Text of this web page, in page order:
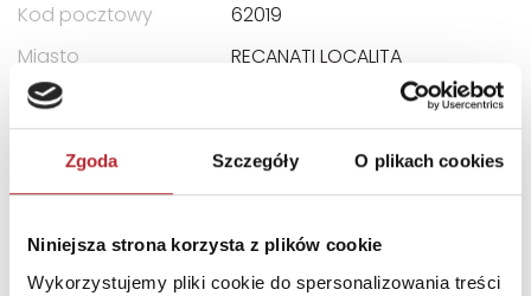
Zgoda Szczegóły O plikach cookies
Niniejsza strona korzysta z plików cookie
Wykorzystujemy pliki cookie do spersonalizowania treści
Kod pocztowy
62019
Miasto
RECANATI LOCALITA
E-mail
assistenza@clementoni.it
INFORMACJE I OSTRZEŻENIA
Produkt jest zgodny z przepisami unijnymi: Dyrektywa
2009/48/WE. Aby prawidłowo i bezpiecznie korzystać